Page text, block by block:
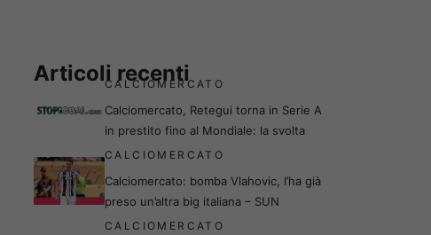
Articoli recenti
CALCIOMERCATO
Calciomercato, Retegui torna in Serie A
in prestito fino al Mondiale: la svolta
CALCIOMERCATO
Calciomercato: bomba Vlahovic, l’ha già
preso un’altra big italiana – SUN
CALCIOMERCATO